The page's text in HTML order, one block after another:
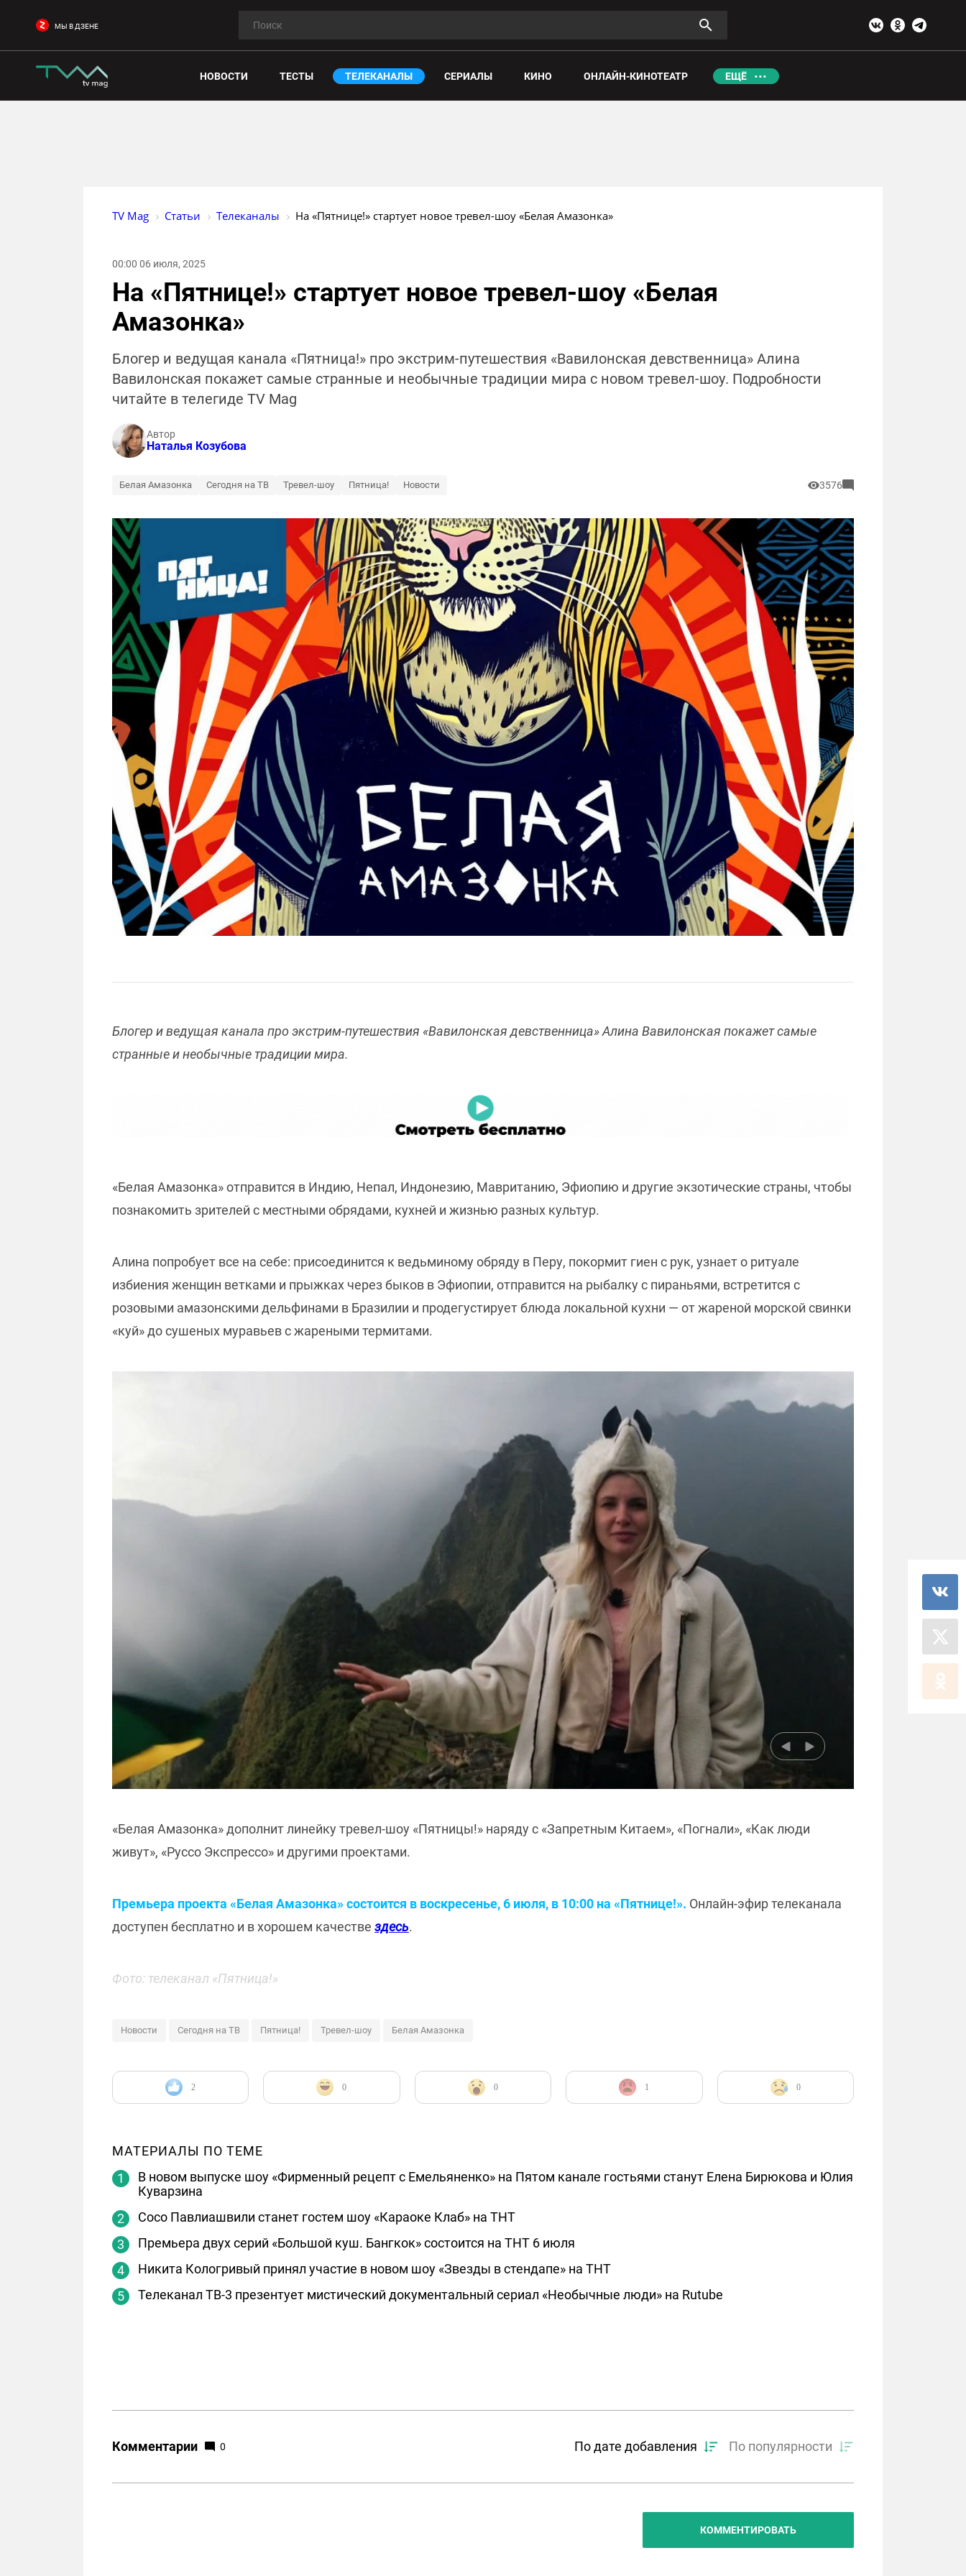
МЫ В ДЗЕНЕ
НОВОСТИ ТЕСТЫ ТЕЛЕКАНАЛЫ СЕРИАЛЫ КИНО ОНЛАЙН-КИНОТЕАТР ЕЩЁ
TV Mag Статьи Телеканалы На «Пятнице!» стартует новое тревел-шоу «Белая Амазонка»
00:00 06 июля, 2025
На «Пятнице!» стартует новое тревел-шоу «Белая
Амазонка»
Блогер и ведущая канала «Пятница!» про экстрим-путешествия «Вавилонская девственница» Алина
Вавилонская покажет самые странные и необычные традиции мира с новом тревел-шоу. Подробности
читайте в телегиде TV Mag
Автор
Наталья Козубова
Белая Амазонка Сегодня на ТВ Тревел-шоу Пятница! Новости 3576
Блогер и ведущая канала про экстрим-путешествия «Вавилонская девственница» Алина Вавилонская покажет самые
странные и необычные традиции мира.
«Белая Амазонка» отправится в Индию, Непал, Индонезию, Мавританию, Эфиопию и другие экзотические страны, чтобы
познакомить зрителей с местными обрядами, кухней и жизнью разных культур.
Алина попробует все на себе: присоединится к ведьминому обряду в Перу, покормит гиен с рук, узнает о ритуале
избиения женщин ветками и прыжках через быков в Эфиопии, отправится на рыбалку с пираньями, встретится с
розовыми амазонскими дельфинами в Бразилии и продегустирует блюда локальной кухни — от жареной морской свинки
«куй» до сушеных муравьев с жареными термитами.
«Белая Амазонка» дополнит линейку тревел-шоу «Пятницы!» наряду с «Запретным Китаем», «Погнали», «Как люди
живут», «Руссо Экспрессо» и другими проектами.
Премьера проекта «Белая Амазонка» состоится в воскресенье, 6 июля, в 10:00 на «Пятнице!». Онлайн-эфир телеканала
доступен бесплатно и в хорошем качестве здесь.
Фото: телеканал «Пятница!»
Новости Сегодня на ТВ Пятница! Тревел-шоу Белая Амазонка
2 0 0 1 0
МАТЕРИАЛЫ ПО ТЕМЕ
В новом выпуске шоу «Фирменный рецепт с Емельяненко» на Пятом канале гостьями станут Елена Бирюкова и Юлия
Куварзина
Сосо Павлиашвили станет гостем шоу «Караоке Клаб» на ТНТ
Премьера двух серий «Большой куш. Бангкок» состоится на ТНТ 6 июля
Никита Кологривый принял участие в новом шоу «Звезды в стендапе» на ТНТ
Телеканал ТВ-3 презентует мистический документальный сериал «Необычные люди» на Rutube
Комментарии 0 По дате добавления По популярности
КОММЕНТИРОВАТЬ